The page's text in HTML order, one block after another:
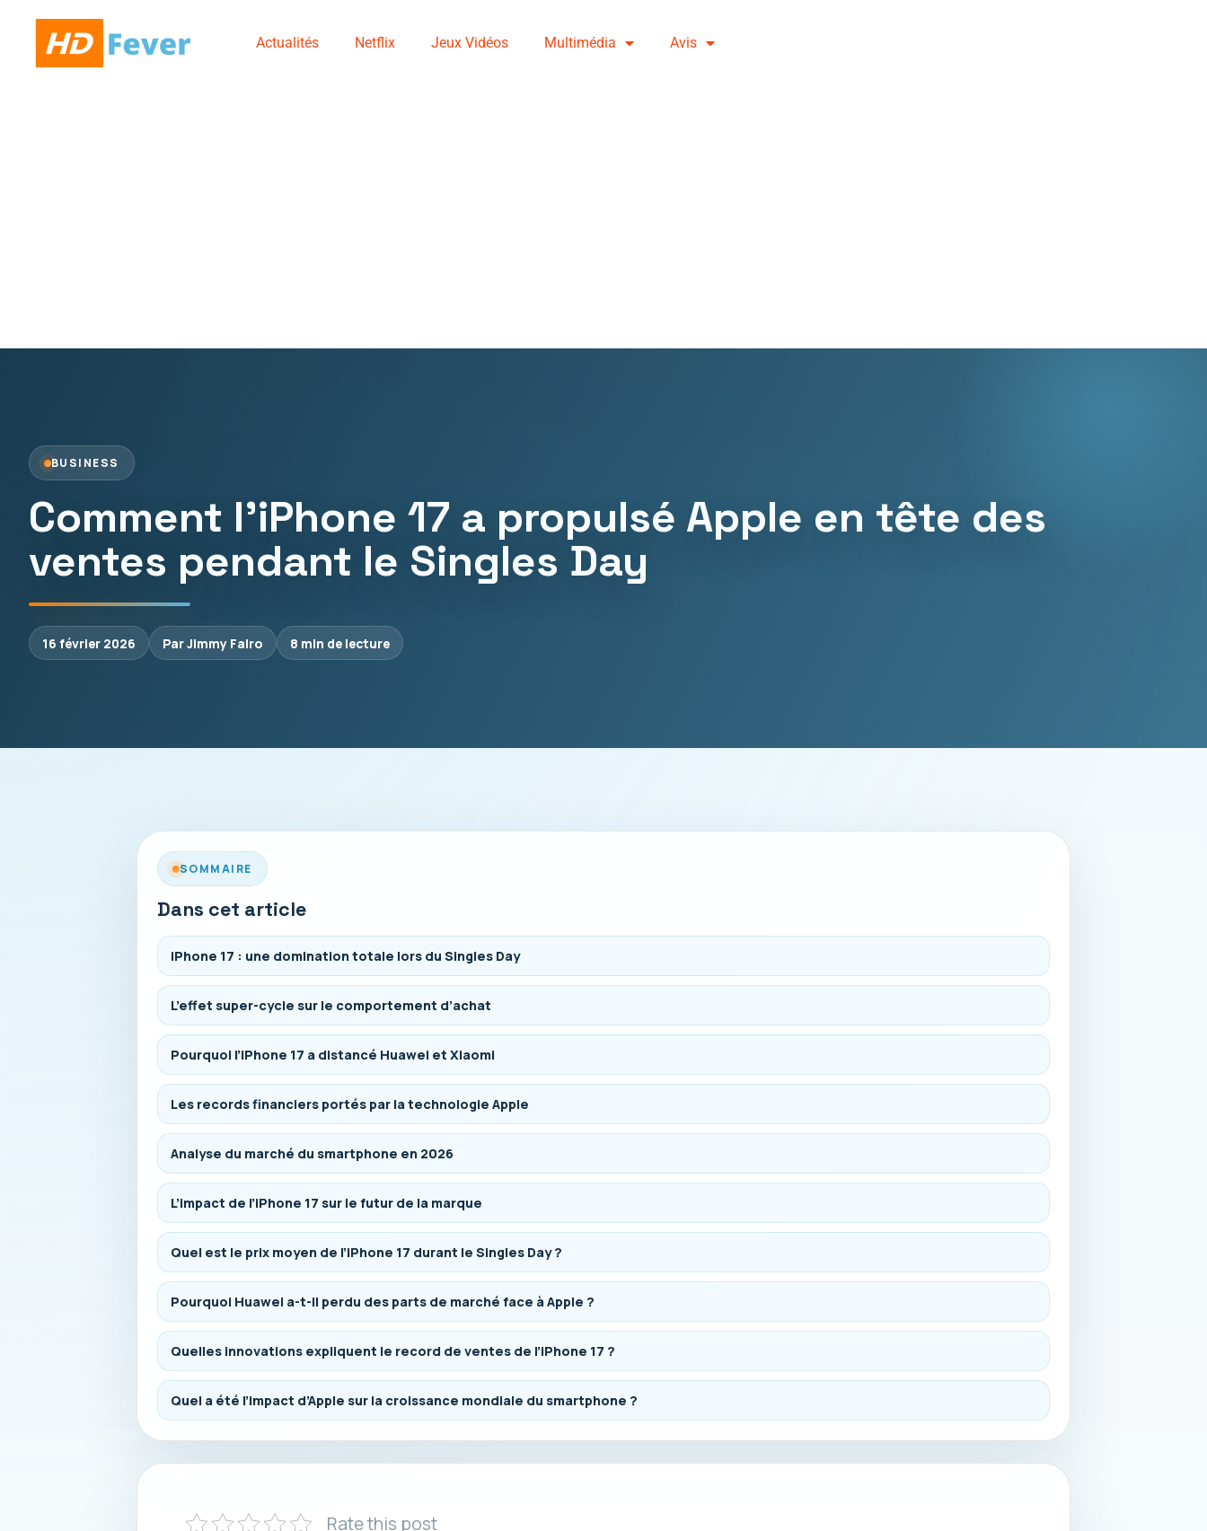
Actualités Netflix Jeux Vidéos Multimédia Avis
BUSINESS
Comment l’iPhone 17 a propulsé Apple en tête des
ventes pendant le Singles Day
16 février 2026 Par Jimmy Falro 8 min de lecture
SOMMAIRE
Dans cet article
iPhone 17 : une domination totale lors du Singles Day
L’effet super-cycle sur le comportement d’achat
Pourquoi l’iPhone 17 a distancé Huawei et Xiaomi
Les records financiers portés par la technologie Apple
Analyse du marché du smartphone en 2026
L’impact de l’iPhone 17 sur le futur de la marque
Quel est le prix moyen de l’iPhone 17 durant le Singles Day ?
Pourquoi Huawei a-t-il perdu des parts de marché face à Apple ?
Quelles innovations expliquent le record de ventes de l’iPhone 17 ?
Quel a été l’impact d’Apple sur la croissance mondiale du smartphone ?
Rate this post